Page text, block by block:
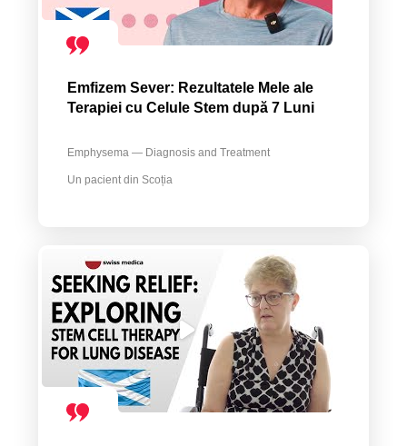
Emfizem Sever: Rezultatele Mele ale
Terapiei cu Celule Stem după 7 Luni
Emphysema — Diagnosis and Treatment
Un pacient din Scoția